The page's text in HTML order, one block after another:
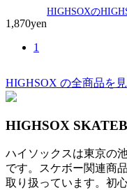
HIGHSOXの
1,870yen
1
HIGHSOX の全商品を
HIGHSOX
ハイソックスは東京の
です。スケボー関連商
取り扱っています。初